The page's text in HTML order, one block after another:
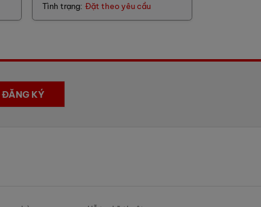
Tình trạng: Đặt theo yêu cầu
ĐĂNG KÝ